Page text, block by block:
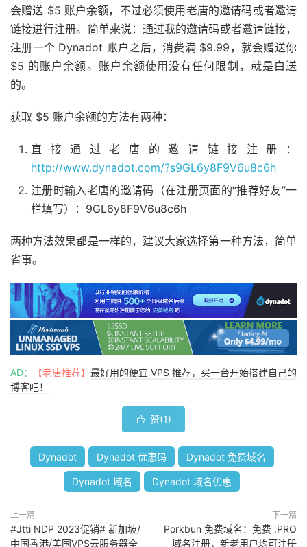
会赠送 $5 账户余额，不过必须使用老唐的邀请码或者邀请
链接进行注册。简单来说：通过我的邀请码或者邀请链接，
注册一个 Dynadot 账户之后，消费满 $9.99，就会赠送你
$5 的账户余额。账户余额使用没有任何限制，就是白送
的。
获取 $5 账户余额的方法有两种：
直接通过老唐的邀请链接注册：
http://www.dynadot.com/?s9GL6y8F9V6u8c6h
注册时输入老唐的邀请码（在注册页面的“推荐好友”一
栏填写）：9GL6y8F9V6u8c6h
两种方法效果都是一样的，建议大家选择第一种方法，简单
省事。
AD： 【老唐推荐】 最好用的便宜 VPS 推荐，买一台开始搭建自己的
博客吧！
 赞(1)
Dynadot Dynadot 优惠码 Dynadot 免费域名
Dynadot 域名 Dynadot 域名优惠
上一篇
#Jtti NDP 2023促销# 新加坡/
中国香港/美国VPS云服务器全
下一篇
Porkbun 免费域名：免费 .PRO
域名注册，新老用户均可注册